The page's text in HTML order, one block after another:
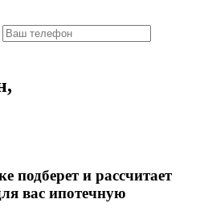
подберет и рассчитает
вас ипотечную